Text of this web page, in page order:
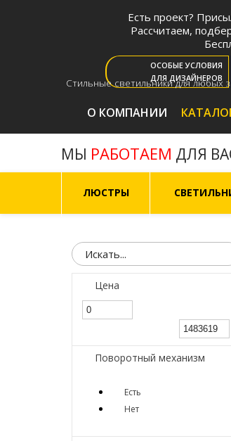
Есть проект?
Рассчитаем,
ОСОБЫЕ УСЛОВИЯ
ДЛЯ ДИЗАЙНЕРОВ
Стильные светильники для любых
О КОМПАНИИ
МЫ РАБОТАЕМ ДЛЯ
ЛЮСТРЫ
Цена
Поворотный механизм
Есть
Нет